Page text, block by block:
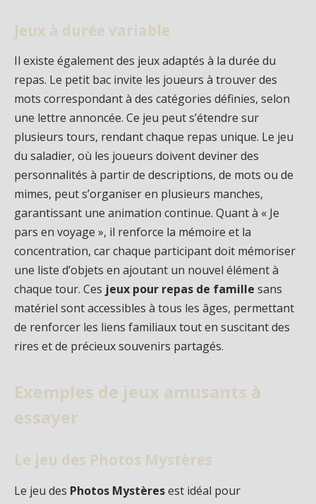
Jeux à durée variable
Il existe également des jeux adaptés à la durée du
repas. Le petit bac invite les joueurs à trouver des
mots correspondant à des catégories définies, selon
une lettre annoncée. Ce jeu peut s’étendre sur
plusieurs tours, rendant chaque repas unique. Le jeu
du saladier, où les joueurs doivent deviner des
personnalités à partir de descriptions, de mots ou de
mimes, peut s’organiser en plusieurs manches,
garantissant une animation continue. Quant à « Je
pars en voyage », il renforce la mémoire et la
concentration, car chaque participant doit mémoriser
une liste d’objets en ajoutant un nouvel élément à
chaque tour. Ces jeux pour repas de famille sans
matériel sont accessibles à tous les âges, permettant
de renforcer les liens familiaux tout en suscitant des
rires et de précieux souvenirs partagés.
Exemples de jeux amusants à
essayer
Le jeu des Photos Mystères
Le jeu des Photos Mystèresest idéal pour